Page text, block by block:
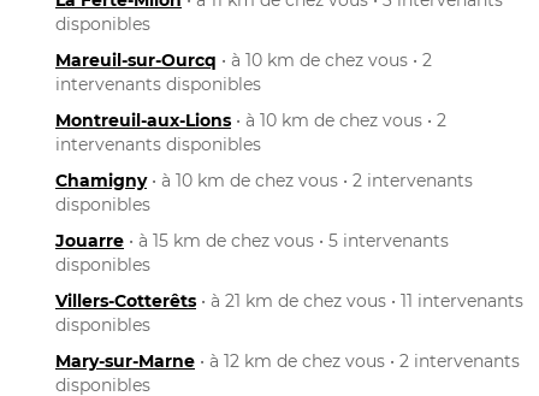
disponibles
Mareuil-sur-Ourcq • à 10 km de chez vous • 2
intervenants disponibles
Montreuil-aux-Lions • à 10 km de chez vous • 2
intervenants disponibles
Chamigny• à 10 km de chez vous • 2 intervenants
disponibles
Jouarre • à 15 km de chez vous • 5 intervenants
disponibles
Villers-Cotterêts • à 21 km de chez vous • 11 intervenants
disponibles
Mary-sur-Marne • à 12 km de chez vous • 2 intervenants
disponibles